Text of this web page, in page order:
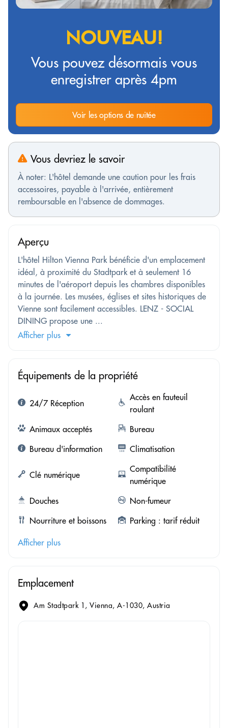
NOUVEAU!
Vous pouvez désormais vous
enregistrer après 4pm
Voir les options de nuitée
Vous devriez le savoir
À noter: L'hôtel demande une caution pour les frais
accessoires, payable à l'arrivée, entièrement
remboursable en l'absence de dommages.
Aperçu
L'hôtel Hilton Vienna Park bénéficie d'un emplacement
idéal, à proximité du Stadtpark et à seulement 16
minutes de l'aéroport depuis les chambres disponibles
à la journée. Les musées, églises et sites historiques de
Vienne sont facilement accessibles. LENZ - SOCIAL
DINING propose une ...
Afficher plus
Équipements de la propriété
24/7 Réception
Accès en fauteuil
roulant
Animaux acceptés
Bureau
Bureau d'information
Climatisation
Clé numérique
Compatibilité
numérique
Douches
Non-fumeur
Nourriture et boissons
Parking : tarif réduit
Afficher plus
Emplacement
Am Stadtpark 1, Vienna, A-1030, Austria